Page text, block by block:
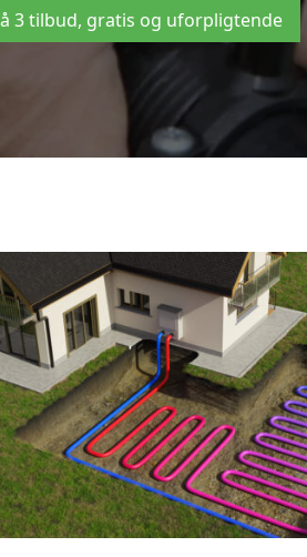
3 tilbud, gratis og uforpligtende